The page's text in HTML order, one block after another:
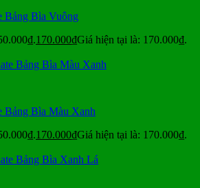
Bảng Bìa Vuông
170.000₫Giá hiện tại là: 170.000₫.
Bảng Bìa Màu Xanh
170.000₫Giá hiện tại là: 170.000₫.